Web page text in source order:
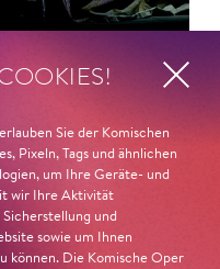
FAUST
Theaterpreis DER
»Darsteller:in
Sie der Komischen
Pixeln, Tags und ähnlichen
um Ihre Geräte- und
wir Ihre Aktivität
und
sowie um Ihnen
können. Die Komische Oper